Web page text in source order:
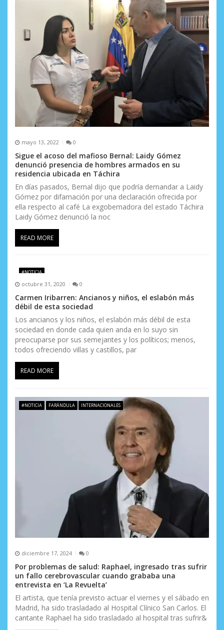
mayo 13, 2022 0
Sigue el acoso del mafioso Bernal: Laidy Gómez
denunció presencia de hombres armados en su
residencia ubicada en Táchira
En días pasados, Bernal dijo que podría demandar a Laidy
Gómez por difamación por una declaración ofrecida por
ella respecto al café La exgobernadora del estado Táchira
Laidy Gómez denunció la noc
READ MORE
#NOTICIA
octubre 31, 2020 0
Carmen Iribarren: Ancianos y niños, el eslabón más
débil de esta sociedad
Los ancianos y los niños, el eslabón más débil de esta
sociedad en donde cada quien anda en lo suyo sin
preocuparse por sus semejantes y los políticos; menos,
todos ofreciendo villas y castillos, par
READ MORE
#NOTICIA FARÁNDULA INTERNACIONALES
diciembre 17, 2024 0
Por problemas de salud: Raphael, ingresado tras sufrir
un fallo cerebrovascular cuando grababa una
entrevista en ‘La Revuelta’
El artista, que tenía previsto actuar el viernes y el sábado en
Madrid, ha sido trasladado al Hospital Clínico San Carlos. El
cantante Raphael ha sido trasladado al hospital tras sufrir&